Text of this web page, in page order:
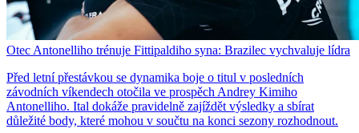
Otec Antonelliho trénuje Fittipaldiho syna: Brazilec vychvaluje lídra
Před letní přestávkou se dynamika boje o titul v posledních
závodních víkendech otočila ve prospěch Andrey Kimiho
Antonelliho. Ital dokáže pravidelně zajíždět výsledky a sbírat
důležité body, které mohou v součtu na konci sezony rozhodnout.